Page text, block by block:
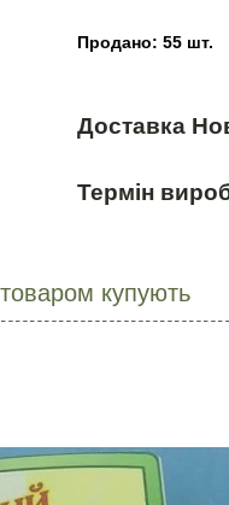
Продано: 55 шт.
Доставка
Термін
купують